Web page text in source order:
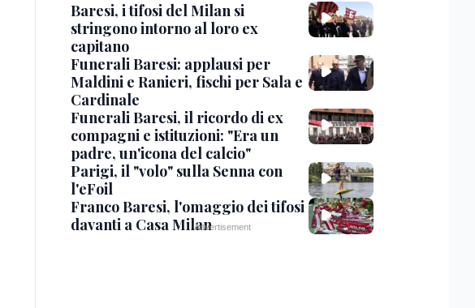
Baresi, i tifosi del Milan si
stringono intorno al loro ex
capitano
Funerali Baresi: applausi per
Maldini e Ranieri, fischi per Sala e
Cardinale
Funerali Baresi, il ricordo di ex
compagni e istituzioni: "Era un
padre, un'icona del calcio"
Parigi, il "volo" sulla Senna con
l'eFoil
Franco Baresi, l'omaggio dei tifosi
davanti a Casa Milan